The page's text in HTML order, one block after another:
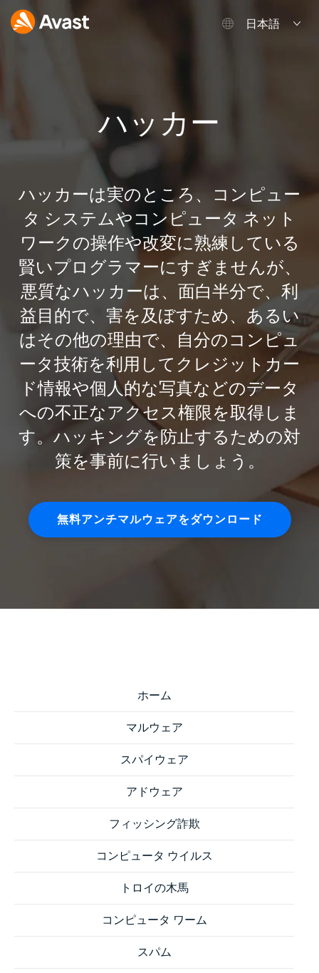
日本語
ハッカー
ハッカーは実のところ、コンピュー
タ システムやコンピュータ ネット
ワークの操作や改変に熟練している
賢いプログラマーにすぎませんが、
悪質なハッカーは、面白半分で、利
益目的で、害を及ぼすため、あるい
はその他の理由で、自分のコンピュ
ータ技術を利用してクレジットカー
ド情報や個人的な写真などのデータ
への不正なアクセス権限を取得しま
す。ハッキングを防止するための対
策を事前に行いましょう。
無料アンチマルウェアをダウンロード
ホーム
マルウェア
スパイウェア
アドウェア
フィッシング詐欺
コンピュータ ウイルス
トロイの木馬
コンピュータ ワーム
スパム